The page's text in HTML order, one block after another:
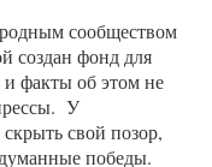
сообществом
создан фонд для
факты об этом не
У
свой позор,
победы.